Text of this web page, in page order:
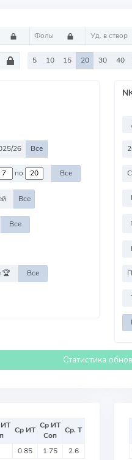
Фолы Уд. в створ
5 10 15 20 30 40
26 Все
по Все
Все
Все
🏆 Все
Статистика
Ср ИТ Ср ИТ
Соп
Ср. Т
0.85 1.75 2.6